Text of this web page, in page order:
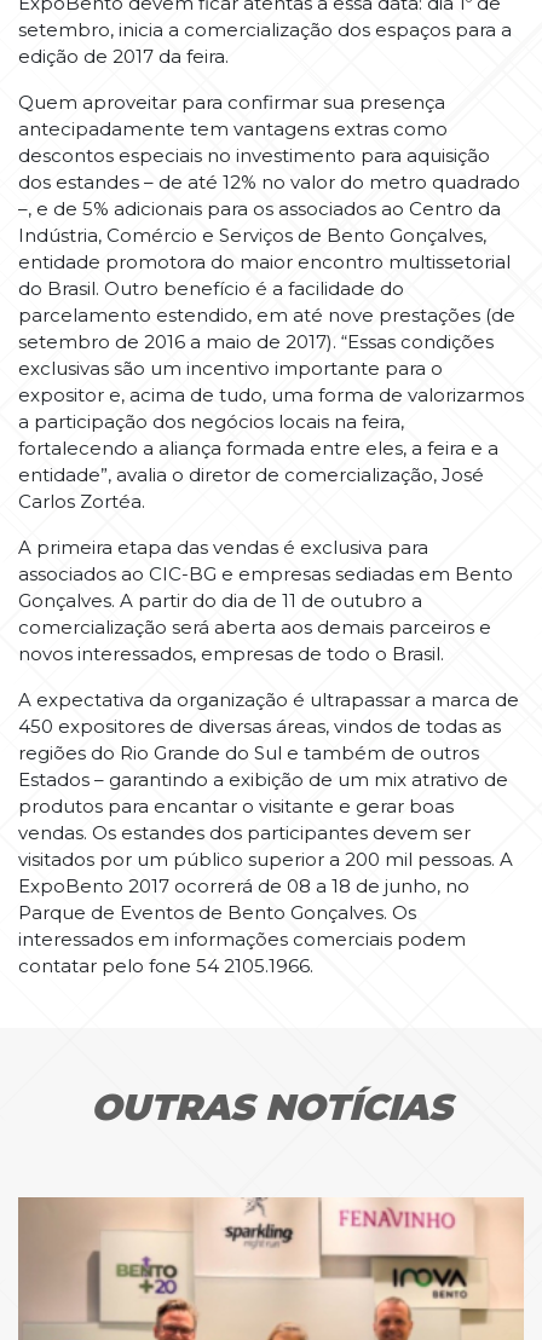
setembro, inicia a comercialização dos espaços para a
edição de 2017 da feira.
Quem aproveitar para confirmar sua presença
antecipadamente tem vantagens extras como
descontos especiais no investimento para aquisição
dos estandes – de até 12% no valor do metro quadrado
–, e de 5% adicionais para os associados ao Centro da
Indústria, Comércio e Serviços de Bento Gonçalves,
entidade promotora do maior encontro multissetorial
do Brasil. Outro benefício é a facilidade do
parcelamento estendido, em até nove prestações (de
setembro de 2016 a maio de 2017). “Essas condições
exclusivas são um incentivo importante para o
expositor e, acima de tudo, uma forma de valorizarmos
a participação dos negócios locais na feira,
fortalecendo a aliança formada entre eles, a feira e a
entidade”, avalia o diretor de comercialização, José
Carlos Zortéa.
A primeira etapa das vendas é exclusiva para
associados ao CIC-BG e empresas sediadas em Bento
Gonçalves. A partir do dia de 11 de outubro a
comercialização será aberta aos demais parceiros e
novos interessados, empresas de todo o Brasil.
A expectativa da organização é ultrapassar a marca de
450 expositores de diversas áreas, vindos de todas as
regiões do Rio Grande do Sul e também de outros
Estados – garantindo a exibição de um mix atrativo de
produtos para encantar o visitante e gerar boas
vendas. Os estandes dos participantes devem ser
visitados por um público superior a 200 mil pessoas. A
ExpoBento 2017 ocorrerá de 08 a 18 de junho, no
Parque de Eventos de Bento Gonçalves. Os
interessados em informações comerciais podem
contatar pelo fone 54 2105.1966.
OUTRAS NOTÍCIAS